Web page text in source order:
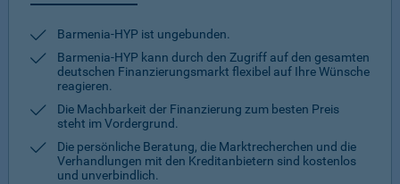
Barmenia-HYP ist ungebunden.
Barmenia-HYP kann durch den Zugriff auf den gesamten
deutschen Finanzierungsmarkt flexibel auf Ihre Wünsche
reagieren.
Die Machbarkeit der Finanzierung zum besten Preis
steht im Vordergrund.
Die persönliche Beratung, die Marktrecherchen und die
Verhandlungen mit den Kreditanbietern sind kostenlos
und unverbindlich.